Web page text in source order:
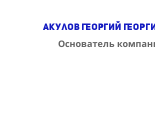
Акулов Георгий
Основатель